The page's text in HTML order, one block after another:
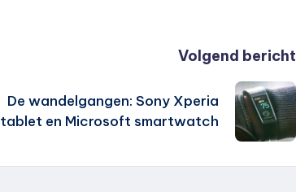
Volgend bericht
De wandelgangen: Sony Xperia
tablet en Microsoft smartwatch